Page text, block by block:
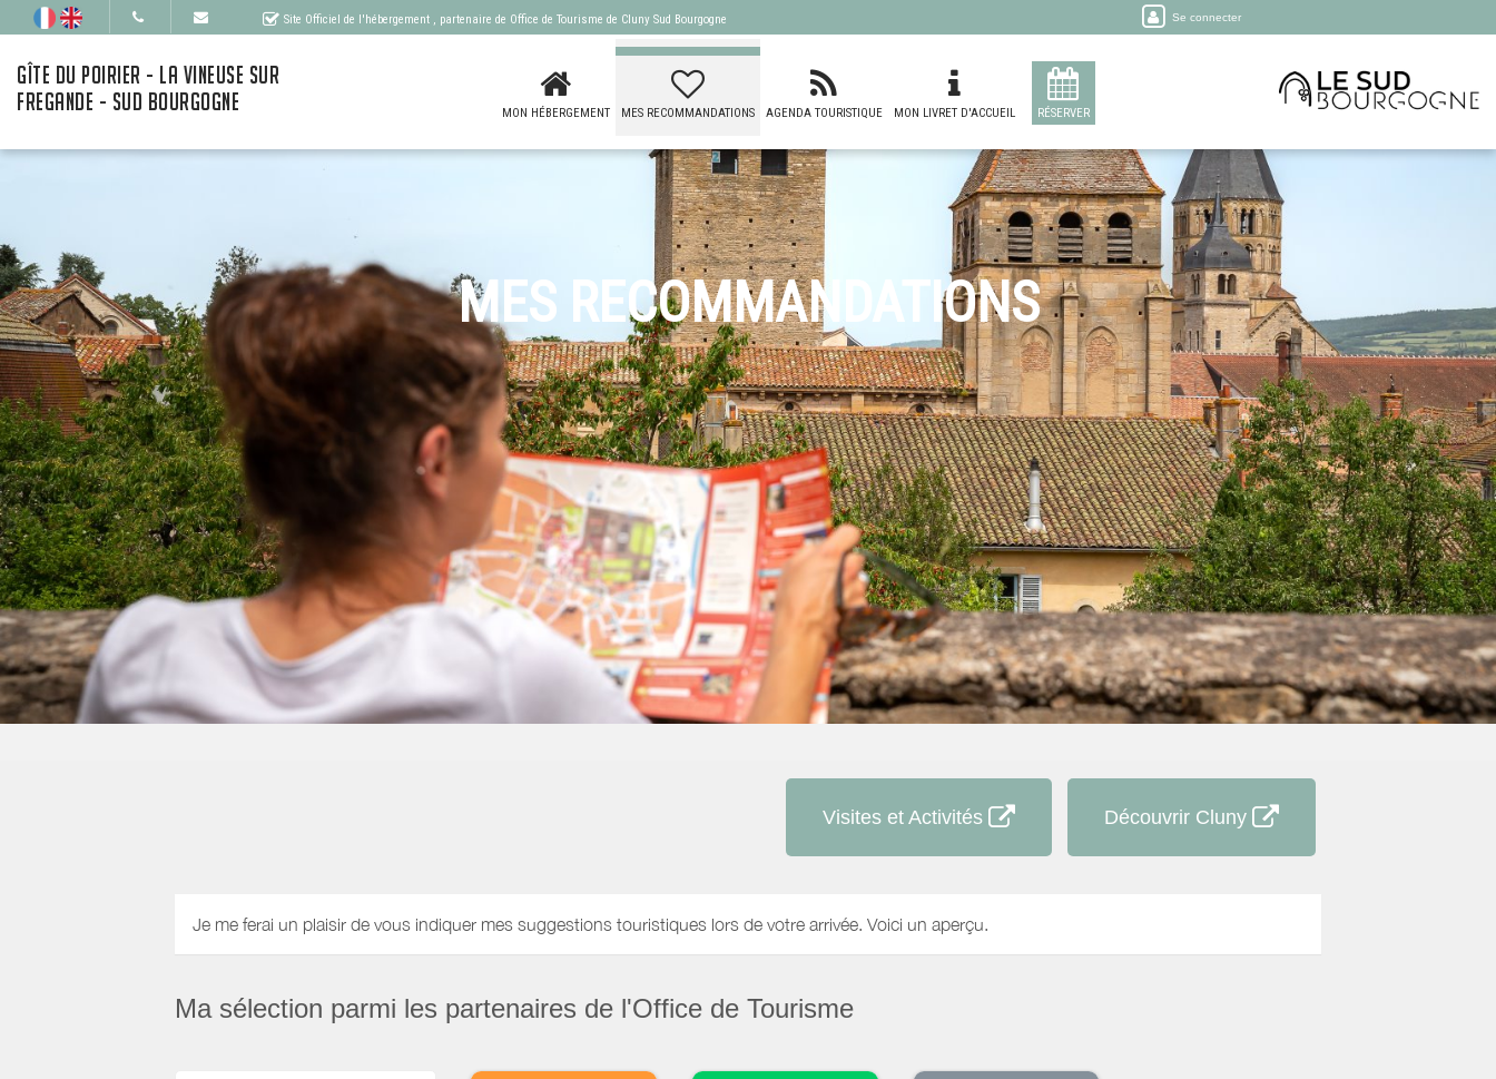
Site Officiel de l'hébergement , partenaire de Office de Tourisme de Cluny Sud Bourgogne Se connecter
GÎTE DU POIRIER - LA VINEUSE SUR
FREGANDE - SUD BOURGOGNE
MON HÉBERGEMENT MES RECOMMANDATIONS AGENDA TOURISTIQUE MON LIVRET D'ACCUEIL RÉSERVER
MES RECOMMANDATIONS
Visites et Activités Découvrir Cluny
Je me ferai un plaisir de vous indiquer mes suggestions touristiques lors de votre arrivée. Voici un aperçu.
Ma sélection parmi les partenaires de l'Office de Tourisme